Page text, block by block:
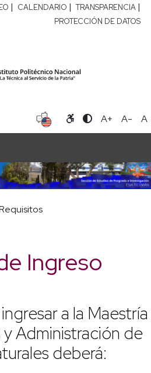
| CALENDARIO | TRANSPARENCIA |
PROTECCIÓN DE DATOS
A+ A- A
Ingreso
a la Maestría
Administración de
deberá: